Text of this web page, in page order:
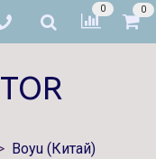
0 0
Boyu (Китай)